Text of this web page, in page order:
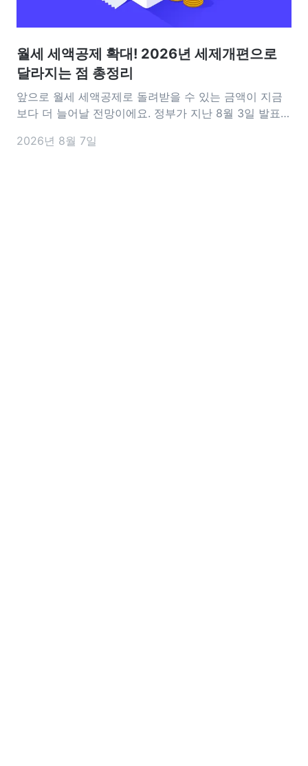
월세 세액공제 확대! 2026년 세제개편으로
달라지는 점 총정리
앞으로 월세 세액공제로 돌려받을 수 있는 금액이 지금
보다 더 늘어날 전망이에요. 정부가 지난 8월 3일 발표한
용이 담겼어요. 공제 대상이 되는 월세 한도는 기존 연
2026년 8월 7일